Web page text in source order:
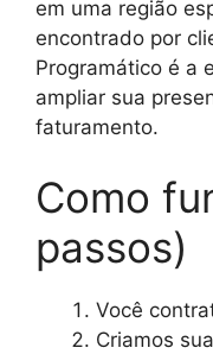
em uma região
encontrado por
Programático é a
ampliar sua
faturamento.
Como
passos)
Você
Criamos